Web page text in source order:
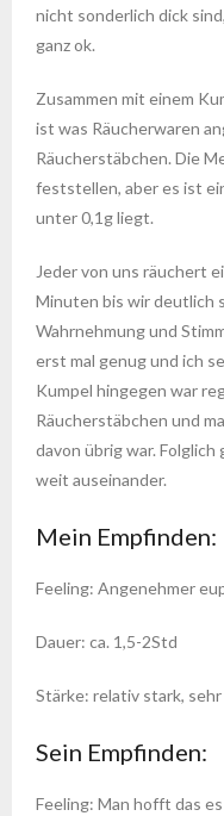
nicht sonderlich dick sind,
ganz ok.
Zusammen mit einem
ist was Räucherwaren
Räucherstäbchen. Die
feststellen, aber es ist
unter 0,1g liegt.
Jeder von uns räuchert
Minuten bis wir deutlich
Wahrnehmung und
erst mal genug und ich
Kumpel hingegen war
Räucherstäbchen und
davon übrig war.
weit auseinander.
Mein Empfinden:
Feeling: Angenehmer
Dauer: ca. 1,5-2Std
Stärke: relativ stark,
Sein Empfinden:
Feeling: Man hofft das